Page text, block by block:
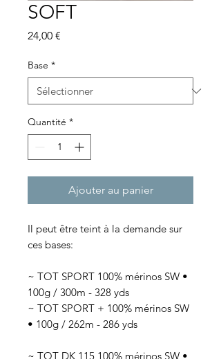
SOFT
24,00 €
Base *
Quantité *
Ajouter au panier
Il peut être teint à la demande sur
ces bases:
~ TOT SPORT 100% mérinos SW •
100g / 300m - 328 yds
~ TOT SPORT + 100% mérinos SW
• 100g / 262m - 286 yds
~ TOT DK 115 100% mérinos SW •